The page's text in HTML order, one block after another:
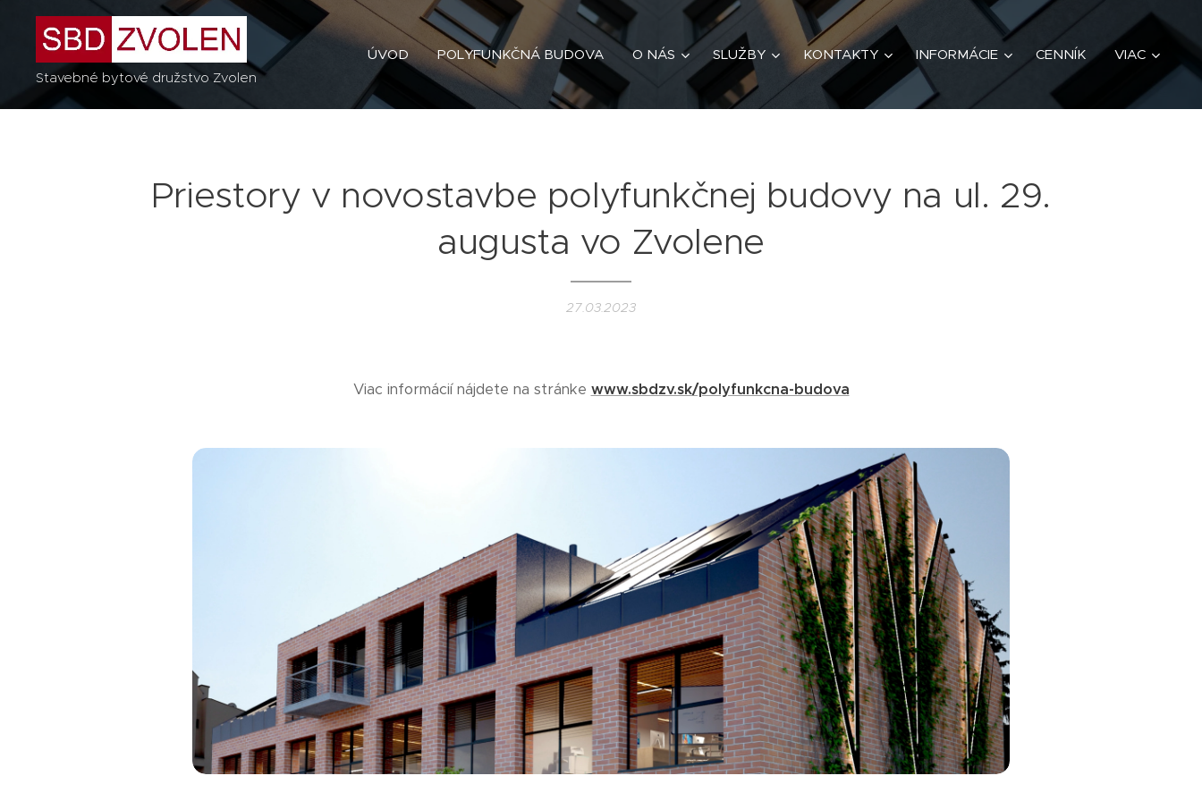
Stavebné bytové družstvo Zvolen
ÚVOD POLYFUNKČNÁ BUDOVA O NÁS SLUŽBY KONTAKTY INFORMÁCIE CENNÍK VIAC
Priestory v novostavbe polyfunkčnej budovy na ul. 29.
augusta vo Zvolene
27.03.2023
Viac informácií nájdete na stránke www.sbdzv.sk/polyfunkcna-budova